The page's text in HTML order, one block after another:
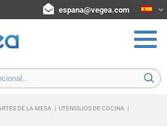
espana@vegea.com
DE LA MESA | UTENSILIOS DE COCINA
|